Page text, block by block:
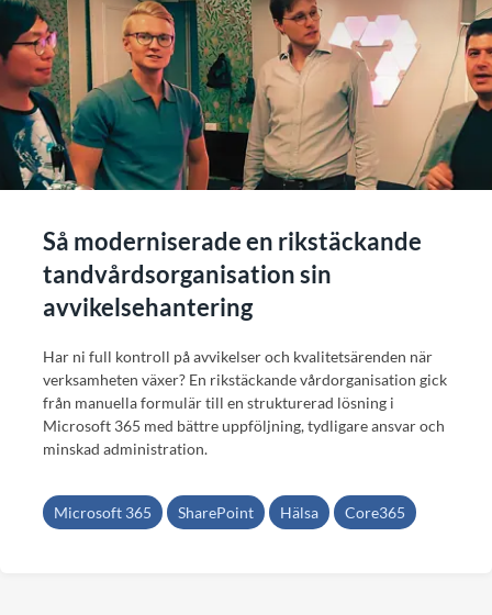
Så moderniserade en rikstäckande
tandvårdsorganisation sin
avvikelsehantering
Har ni full kontroll på avvikelser och kvalitetsärenden när
verksamheten växer? En rikstäckande vårdorganisation gick
från manuella formulär till en strukturerad lösning i
Microsoft 365 med bättre uppföljning, tydligare ansvar och
minskad administration.
Microsoft 365 SharePoint Hälsa Core365